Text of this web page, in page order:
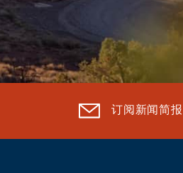
订阅新闻简报